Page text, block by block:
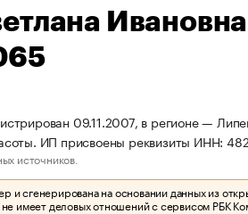
09.11.2007, в регионе —
ИП присвоены реквизиты ИНН:
источников.
и сгенерирована на основании данных из
имеет деловых отношений с сервисом РБК